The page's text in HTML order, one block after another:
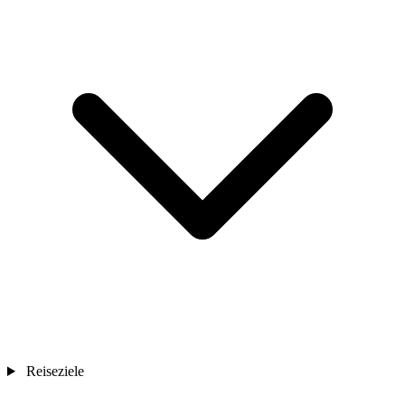
Reiseziele